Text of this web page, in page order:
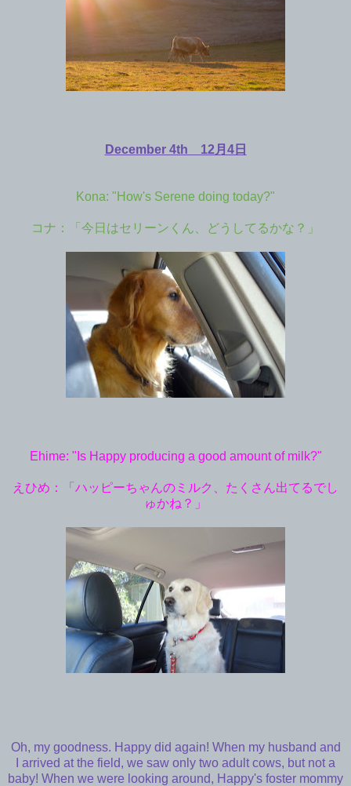
December 4th 12月4日
Kona: "How's Serene doing today?"
コナ：「今日はセリーンくん、どうしてるかな？」
Ehime: "Is Happy producing a good amount of milk?"
えひめ：「ハッピーちゃんのミルク、たくさん出てるでし
ゅかね？」
Oh, my goodness. Happy did again! When my husband and
I arrived at the field, we saw only two adult cows, but not a
baby! When we were looking around, Happy's foster mommy